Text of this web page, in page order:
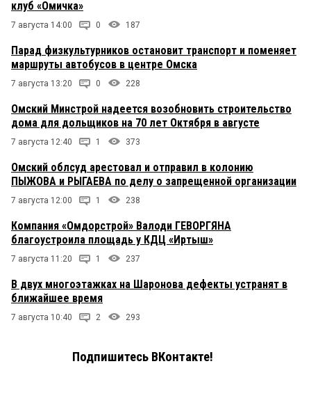
клуб «Омичка»
7 августа 14:00 0 187
Парад физкультурников остановит транспорт и поменяет
маршруты автобусов в центре Омска
7 августа 13:20 0 228
Омский Минстрой надеется возобновить строительство
дома для дольщиков на 70 лет Октября в августе
7 августа 12:40 1 373
Омский облсуд арестовал и отправил в колонию
ПЫЖОВА и РЫГАЕВА по делу о запрещенной организации
7 августа 12:00 1 238
Компания «Омдорстрой» Валоди ГЕВОРГЯНА
благоустроила площадь у КДЦ «Иртыш»
7 августа 11:20 1 237
В двух многоэтажках на Шаронова дефекты устранят в
ближайшее время
7 августа 10:40 2 293
Подпишитесь ВКонтакте!